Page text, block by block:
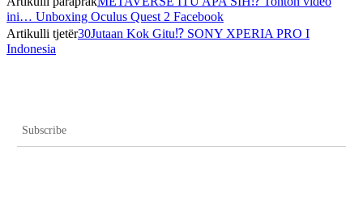
ini… Unboxing Oculus Quest 2 Facebook
Artikulli tjetër30Jutaan Kok Gitu⁉️ SONY XPERIA PRO I
Indonesia
Subscribe